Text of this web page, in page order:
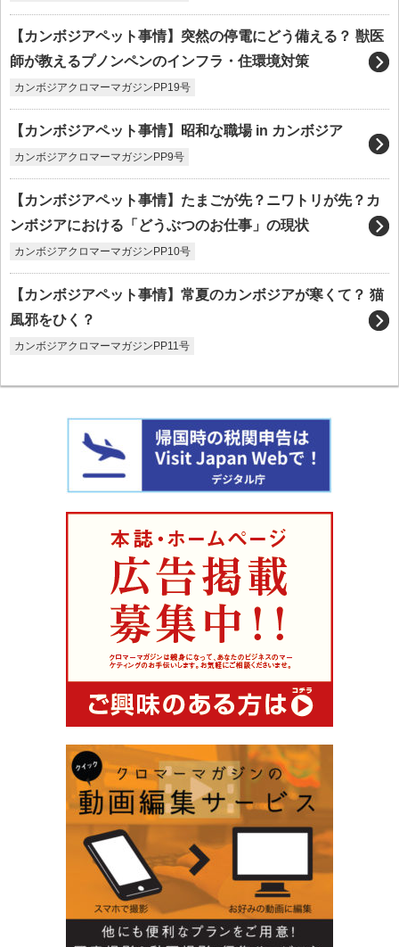
【カンボジアペット事情】突然の停電にどう備える？ 獣医
師が教えるプノンペンのインフラ・住環境対策
カンボジアクロマーマガジンPP19号
【カンボジアペット事情】昭和な職場 in カンボジア
カンボジアクロマーマガジンPP9号
【カンボジアペット事情】たまごが先？ニワトリが先？カ
ンボジアにおける「どうぶつのお仕事」の現状
カンボジアクロマーマガジンPP10号
【カンボジアペット事情】常夏のカンボジアが寒くて？ 猫
風邪をひく？
カンボジアクロマーマガジンPP11号